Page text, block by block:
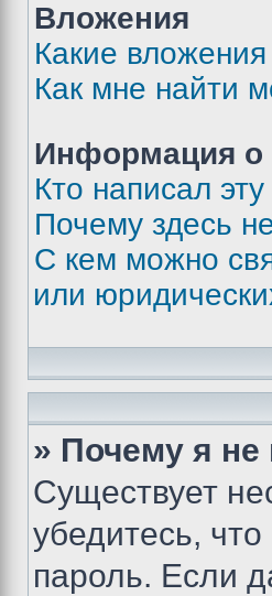
Вложения
Какие
Как мне найти
Информация о
Кто написал
Почему здесь
С кем можно
или
» Почему я не
Существует
убедитесь,
пароль. Если